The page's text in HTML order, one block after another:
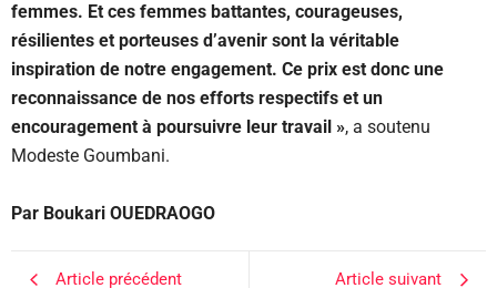
femmes. Et ces femmes battantes, courageuses,
résilientes et porteuses d’avenir sont la véritable
inspiration de notre engagement. Ce prix est donc une
reconnaissance de nos efforts respectifs et un
encouragement à poursuivre leur travail », a soutenu
Modeste Goumbani.
Par Boukari OUEDRAOGO
Article précédent Article suivant